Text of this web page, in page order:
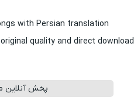
with Persian translation
quality and direct download
پخش آنلاین